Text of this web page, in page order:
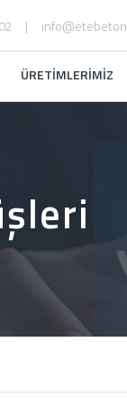
ÜRETİMLERİMİZ